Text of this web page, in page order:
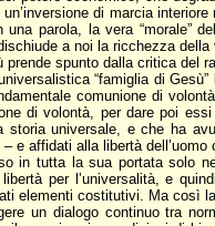
di marcia
parola, la vera “morale”
a noi la ricchezza
spunto dalla critica del
“famiglia di
comunione di
di volontà, per dare poi
universale, e che ha
e affidati alla libertà
in tutta la sua portata solo
per l’universalità, e
elementi costitutivi. Ma così
un dialogo continuo tra